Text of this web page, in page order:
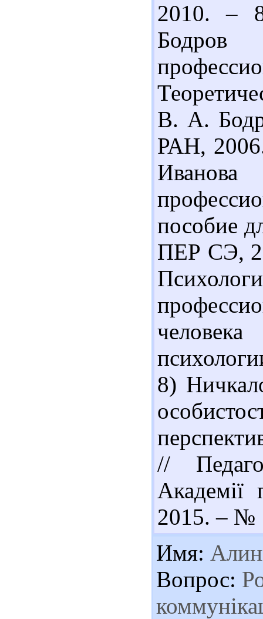
2010. –
В. А.
РАН,
пособие
ПЕР СЭ,
8)
//
Академії
2015. – №
Имя:
Вопрос: